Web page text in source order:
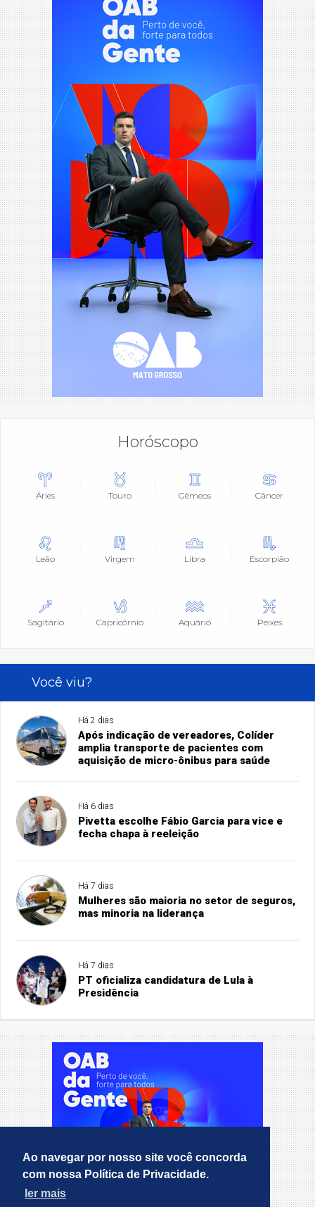
Ao navegar por nosso site você concorda
com nossa Política de Privacidade.
ler mais
Horóscopo
Áries Touro Gêmeos Câncer
Leão Virgem Libra Escorpião
Sagitário Capricórnio Aquário Peixes
Você viu?
Há 2 dias
Após indicação de vereadores, Colíder
amplia transporte de pacientes com
aquisição de micro-ônibus para saúde
Há 6 dias
Pivetta escolhe Fábio Garcia para vice e
fecha chapa à reeleição
Há 7 dias
Mulheres são maioria no setor de seguros,
mas minoria na liderança
Há 7 dias
PT oficializa candidatura de Lula à
Presidência